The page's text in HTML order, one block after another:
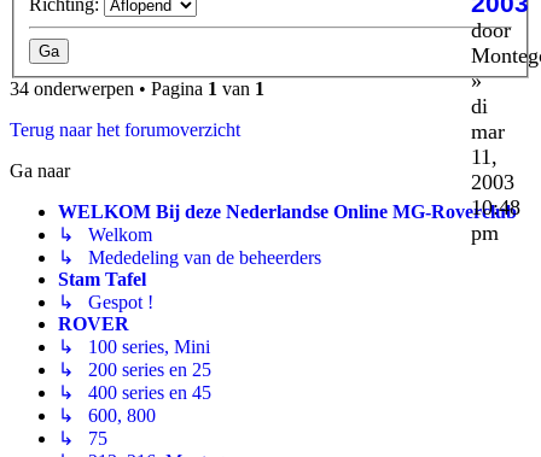
door
»
di
mar
11,
2003
10:48
pm
Richting:
34 onderwerpen • Pagina 1 van 1
Terug naar het forumoverzicht
Ga naar
WELKOM Bij deze Nederlandse Online MG-Roverclub
↳ Welkom
↳ Mededeling van de beheerders
Stam Tafel
↳ Gespot !
ROVER
↳ 100 series, Mini
↳ 200 series en 25
↳ 400 series en 45
↳ 600, 800
↳ 75